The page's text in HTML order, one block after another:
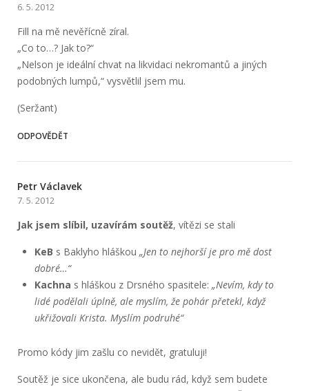
6. 5. 2012
Fill na mě nevěřícně zíral.
„Co to…? Jak to?“
„Nelson je ideální chvat na likvidaci nekromantů a jiných
podobných lumpů,“ vysvětlil jsem mu.
(Seržant)
ODPOVĚDĚT
Petr Václavek
7. 5. 2012
Jak jsem slíbil, uzavírám soutěž, vítězi se stali
KeB s Baklyho hláškou „Jen to nejhorší je pro mě dost
dobré…“
Kachna s hláškou z Drsného spasitele: „Nevím, kdy to
lidé podělali úplně, ale myslím, že pohár přetekl, když
ukřižovali Krista. Myslím podruhé“
Promo kódy jim zašlu co nevidět, gratuluji!
Soutěž je sice ukončena, ale budu rád, když sem budete